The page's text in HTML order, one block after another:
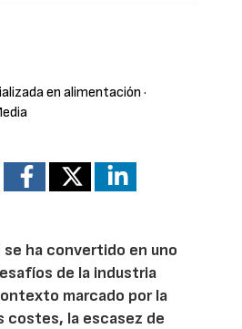
en alimentación ·
ha convertido en uno
de la industria
marcado por la
costes, la escasez de